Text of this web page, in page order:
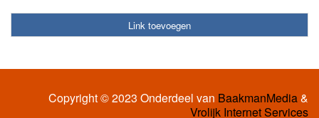
Link toevoegen
Copyright © 2023 Onderdeel van BaakmanMedia&
Vrolijk Internet Services